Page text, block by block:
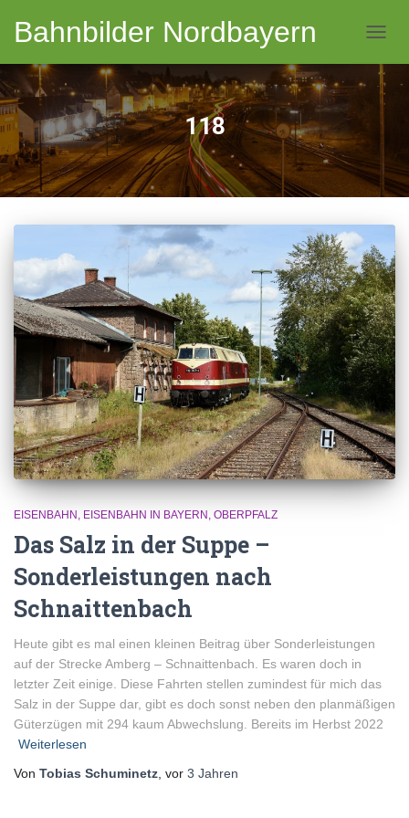
Bahnbilder Nordbayern
118
EISENBAHN EISENBAHN IN BAYERN OBERPFALZ
Das Salz in der Suppe –
Sonderleistungen nach
Schnaittenbach
Heute gibt es mal einen kleinen Beitrag über Sonderleistungen
auf der Strecke Amberg – Schnaittenbach. Es waren doch in
letzter Zeit einige. Diese Fahrten stellen zumindest für mich das
Salz in der Suppe dar, gibt es doch sonst neben den planmäßigen
Güterzügen mit 294 kaum Abwechslung. Bereits im Herbst 2022
Weiterlesen
Von Tobias Schuminetz , vor 3 Jahren